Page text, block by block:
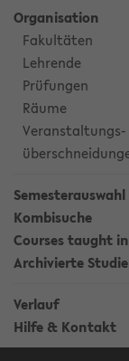
Organisation
Fakultäten
Lehrende
Prüfungen
Räume
Veranstaltungs-
Semesterauswahl
Kombisuche
Courses taught
Archivierte
Verlauf
Hilfe & Kontakt